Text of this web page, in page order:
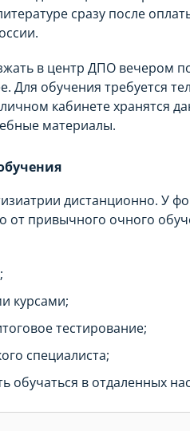
сразу после
в центр ДПО вечером
Для обучения требуется
кабинете хранятся
материалы.
дистанционно. У
от привычного очного
курсами;
тестирование;
специалиста;
обучаться в отдаленных